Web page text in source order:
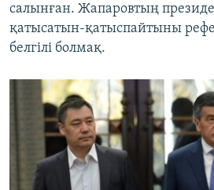
салынған. Жапаровтың
қатысатын-қатыспайтыны
белгілі болмақ.